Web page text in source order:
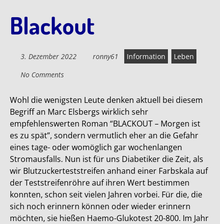
Blackout
3. Dezember 2022 ronny61 Information
Leben
No Comments
Wohl die wenigsten Leute denken aktuell bei diesem
Begriff an Marc Elsbergs wirklich sehr
empfehlenswerten Roman “BLACKOUT – Morgen ist
es zu spät”, sondern vermutlich eher an die Gefahr
eines tage- oder womöglich gar wochenlangen
Stromausfalls. Nun ist für uns Diabetiker die Zeit, als
wir Blutzuckerteststreifen anhand einer Farbskala auf
der Teststreifenröhre auf ihren Wert bestimmen
konnten, schon seit vielen Jahren vorbei. Für die, die
sich noch erinnern können oder wieder erinnern
möchten, sie hießen Haemo-Glukotest 20-800. Im Jahr